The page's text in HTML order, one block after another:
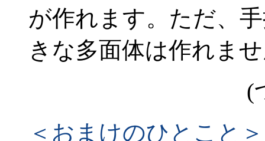
が作れます。ただ、
きな多面体は作れま
(
＜おまけのひとこと＞